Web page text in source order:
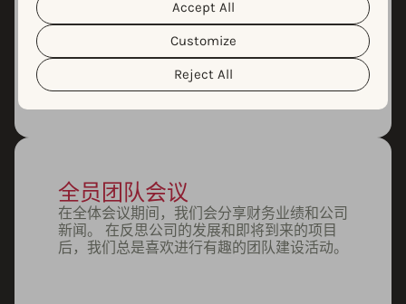
read our
Cookie Policy&Privacy Policy
customize your cookie settings and preferences by
clicking the “Customize” button.
Reject All
Customize
Accept All
每个月，我们的产品小组都会展示我们的最新
功能。 演示日是我们团队学习、提问和分享
反馈的绝佳机会。
全员团队会议
在全体会议期间，我们会分享财务业绩和公司
新闻。 在反思公司的发展和即将到来的项目
后，我们总是喜欢进行有趣的团队建设活动。